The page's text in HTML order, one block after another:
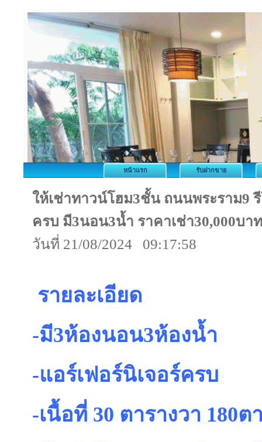
หน้าแรก รับฝากขาย
ให้เช่าทาวน์โฮม3ชั้น ถนนพระราม9
ครบ มี3นอน3น้ำ ราคาเช่า30,000บ
วันที่ 21/08/2024 09:17:58
รายละเอียด
-มี3ห้องนอน3ห้องน้ำ
-แอร์เฟอร์นิเจอร์ครบ
-เนื้อที่ 30 ตารางวา 180ต